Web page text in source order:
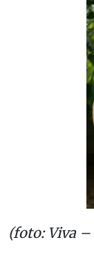
(foto: Viva –